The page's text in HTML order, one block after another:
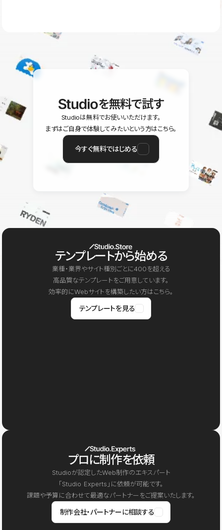
ユーザー同士で質問・相談できるコミュニティもご利用ください。
を無料で試す
Studioは無料でお使いいただけます。
まずはご自身で体験してみたいという方はこちら。
今すぐ無料ではじめる
テンプレートから始める
業種・業界やサイト種別ごとに400を超える
高品質なテンプレートをご用意しています。
効率的にWebサイトを構築したい方はこちら。
テンプレートを見る
プロに制作を依頼
Studioが認定したWeb制作のエキスパート
「Studio Experts」に依頼が可能です。
課題や予算に合わせて最適なパートナーをご提案いたします。
制作会社・パートナーに相談する